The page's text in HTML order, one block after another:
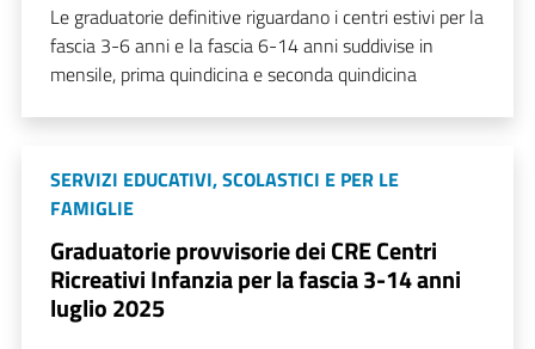
Le graduatorie definitive riguardano i centri estivi per la
fascia 3-6 anni e la fascia 6-14 anni suddivise in
mensile, prima quindicina e seconda quindicina
SERVIZI EDUCATIVI, SCOLASTICI E PER LE
FAMIGLIE
Graduatorie provvisorie dei CRE Centri
Ricreativi Infanzia per la fascia 3-14 anni
luglio 2025